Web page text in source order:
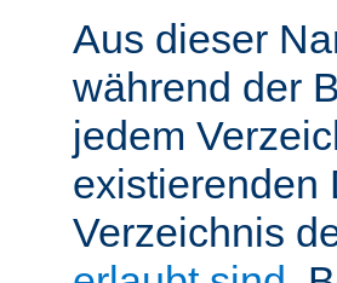
Aus dieser
während der
jedem
existierenden
Verzeichnis